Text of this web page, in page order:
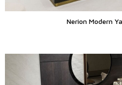
Nerion Modern